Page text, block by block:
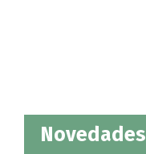
Novedades